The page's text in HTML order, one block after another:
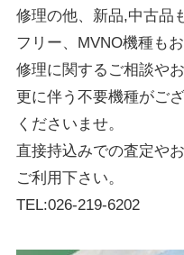
修理の他、新品,中古品
フリー、MVNO機種も
修理に関するご相談や
更に伴う不要機種がご
くださいませ。
直接持込みでの査定や
ご利用下さい。
TEL:026-219-6202